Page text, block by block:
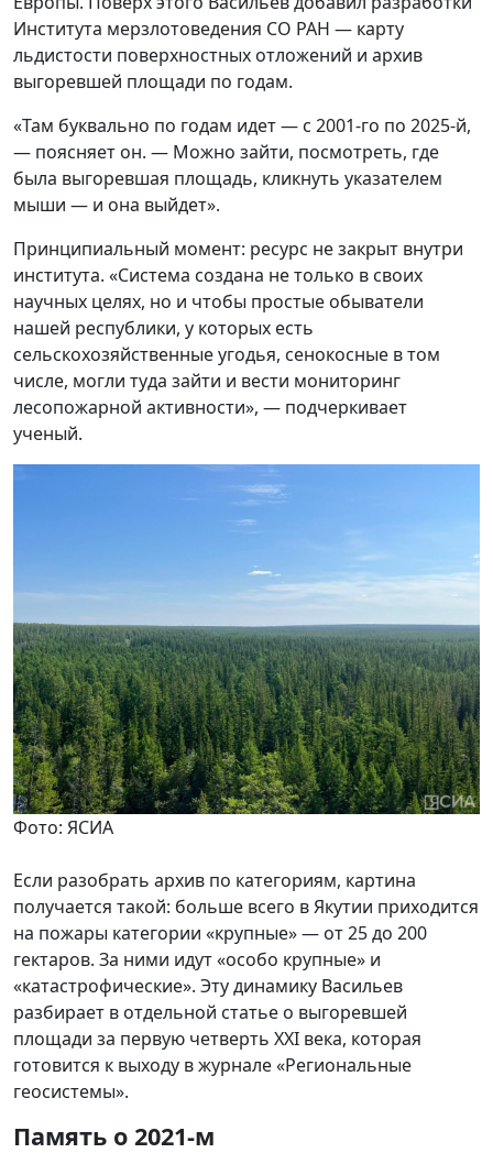
Института мерзлотоведения СО РАН — карту
льдистости поверхностных отложений и архив
выгоревшей площади по годам.
«Там буквально по годам идет — с 2001-го по 2025-й,
— поясняет он. — Можно зайти, посмотреть, где
была выгоревшая площадь, кликнуть указателем
мыши — и она выйдет».
Принципиальный момент: ресурс не закрыт внутри
института. «Система создана не только в своих
научных целях, но и чтобы простые обыватели
нашей республики, у которых есть
сельскохозяйственные угодья, сенокосные в том
числе, могли туда зайти и вести мониторинг
лесопожарной активности», — подчеркивает
ученый.
Фото: ЯСИА
Если разобрать архив по категориям, картина
получается такой: больше всего в Якутии приходится
на пожары категории «крупные» — от 25 до 200
гектаров. За ними идут «особо крупные» и
«катастрофические». Эту динамику Васильев
разбирает в отдельной статье о выгоревшей
площади за первую четверть XXI века, которая
готовится к выходу в журнале «Региональные
геосистемы».
Память о 2021-м